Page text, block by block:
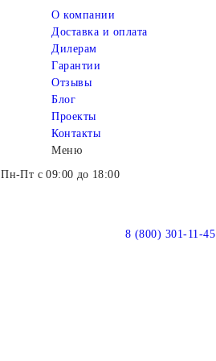
О компании
Доставка и оплата
Дилерам
Гарантии
Отзывы
Блог
Проекты
Контакты
Меню
Пн-Пт с 09:00 до 18:00
8 (800) 301-11-45